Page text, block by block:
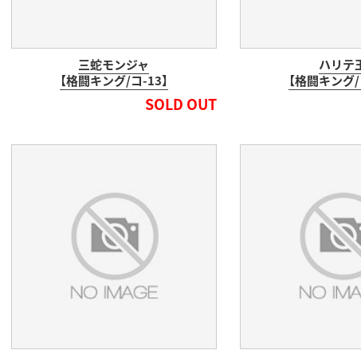
三蛇モンジャ
【格闘キング/コ-13】
SOLD OUT
ハリテ
【格闘キング